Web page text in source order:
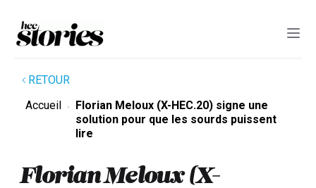
RETOUR
Accueil
Florian Meloux (X-HEC.20) signe une
solution pour que les sourds puissent
lire
Florian Meloux (X-